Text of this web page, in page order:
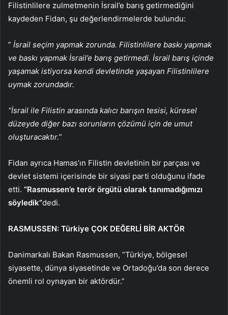
Filistinlilere zulmetmenin İsrail’e barış getirmediğini
kaydeden Fidan, şu değerlendirmelerde bulundu:
” İsrail seçim yapmak zorunda. Filistinlilere baskı yapmak
ve baskı yapmak İsrail’e barış getirmedi. İsrail barış içinde
yaşamak istiyorsa kendi devletinde yaşayan Filistinlilere
uymak zorundadır.
“İsrail ile Filistin arasında kalıcı barışın tesisi, küresel
düzeyde diğer bazı sorunların çözümü için de umut
oluşturacaktır.”
Fidan ayrıca Hamas’ın Filistin devletinin bir parçası ve
devlet sistemi içerisinde bir siyasi parti olduğunu ifade
etti. “Rasmussen’e terör örgütü olarak tanımadığımızı
söyledik”dedi.
RASMUSSEN: Türkiye ÇOK DEĞERLİ BİR AKTÖR
Danimarkalı Bakan Rasmussen, “Türkiye, bölgesel
siyasette, dünya siyasetinde ve Ortadoğu’da son derece
önemli rol oynayan bir aktördür.”